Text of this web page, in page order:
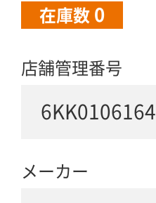
在庫数 0
店舗管理番号
6KK0106164
メーカー